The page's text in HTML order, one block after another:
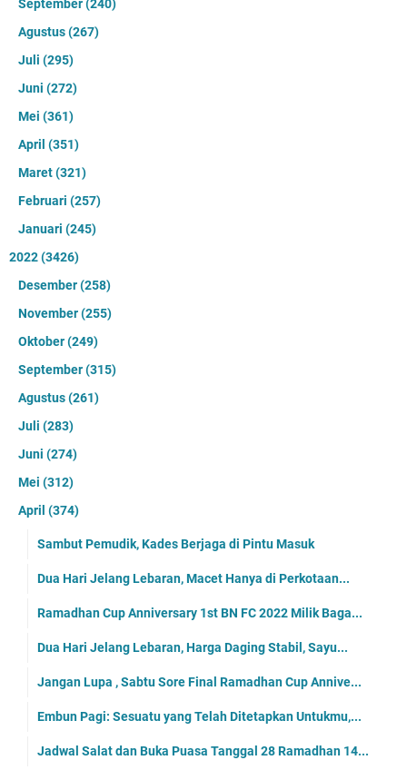
September(240)
Agustus(267)
Juli (295)
Juni (272)
Mei (361)
April (351)
Maret(321)
Februari (257)
Januari (245)
2022(3426)
Desember(258)
November(255)
Oktober(249)
September(315)
Agustus(261)
Juli (283)
Juni (274)
Mei (312)
April (374)
Sambut Pemudik, Kades Berjaga di Pintu Masuk
Dua Hari Jelang Lebaran, Macet Hanya di Perkotaan...
Ramadhan Cup Anniversary 1st BN FC 2022 Milik Baga...
Dua Hari Jelang Lebaran, Harga Daging Stabil, Sayu...
Jangan Lupa , Sabtu Sore Final Ramadhan Cup Annive...
Embun Pagi: Sesuatu yang Telah Ditetapkan Untukmu,...
Jadwal Salat dan Buka Puasa Tanggal 28 Ramadhan 14...